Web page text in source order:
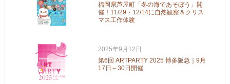
福岡県芦屋町「冬の海であそぼう」開
催！11/29・12/14に自然観察＆クリス
マス工作体験
2025年9月12日
第6回 ARTPARTY 2025 博多阪急｜9月
17日～30日開催